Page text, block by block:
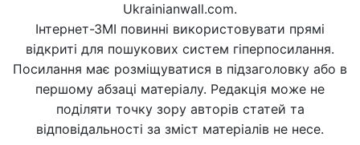
Ukrainianwall.com.
Інтернет-ЗМІ повинні використовувати прямі
відкриті для пошукових систем гіперпосилання.
Посилання має розміщуватися в підзаголовку або в
першому абзаці матеріалу. Редакція може не
поділяти точку зору авторів статей та
відповідальності за зміст матеріалів не несе.